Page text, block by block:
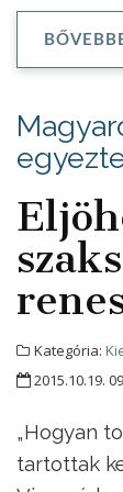
Kategória:
2015.10.19.
„Hogyan
tartottak